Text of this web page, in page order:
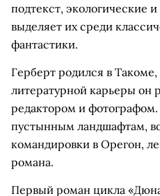
подтекст, экологические
выделяет их среди
фантастики.
Герберт родился в
литературной карьеры он
редактором и
пустынным ландшафтам,
командировки в Орегон,
романа.
Первый роман цикла